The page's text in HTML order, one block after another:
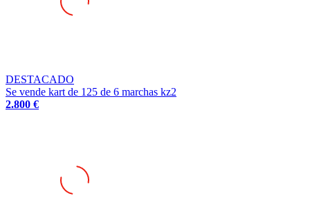
DESTACADO
Se vende kart de 125 de 6 marchas kz2
2.800 €